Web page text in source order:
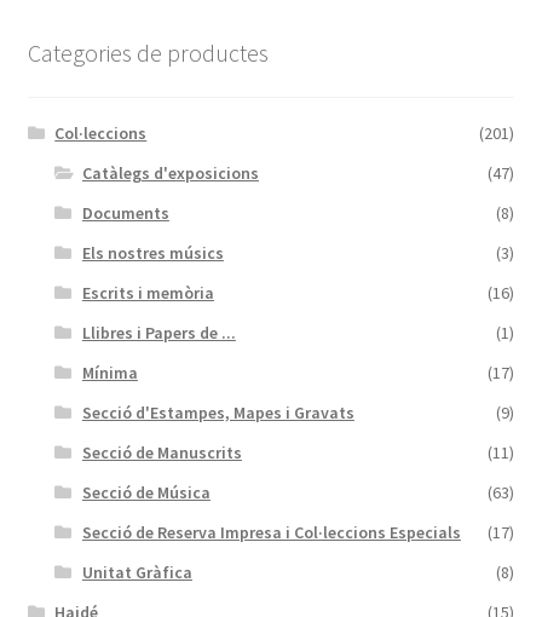
Categories de productes
Col·leccions
(201)
Catàlegs d'exposicions
(47)
Documents
(8)
Els nostres músics
(3)
Escrits i memòria
(16)
Llibres i Papers de ...
(1)
Mínima
(17)
Secció d'Estampes, Mapes i Gravats
(9)
Secció de Manuscrits
(11)
Secció de Música
(63)
Secció de Reserva Impresa i Col·leccions Especials
(17)
Unitat Gràfica
(8)
Haidé
(15)